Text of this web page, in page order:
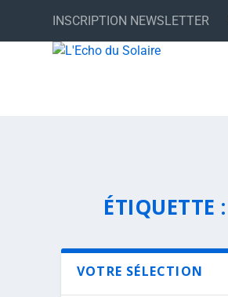
INSCRIPTION NEWSLETTER
ÉTIQUETTE :
VOTRE SÉLECTION